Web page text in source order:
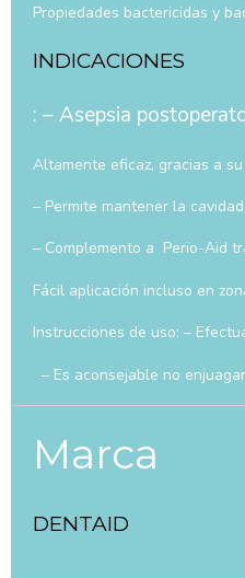
Propiedades bactericidas y
INDICACIONES
: – Asepsia
Altamente eficaz, gracias a
– Permite mantener la
– Complemento a Perio-Aid
Fácil aplicación incluso en
Instrucciones de uso: –
– Es aconsejable no
Marca
DENTAID